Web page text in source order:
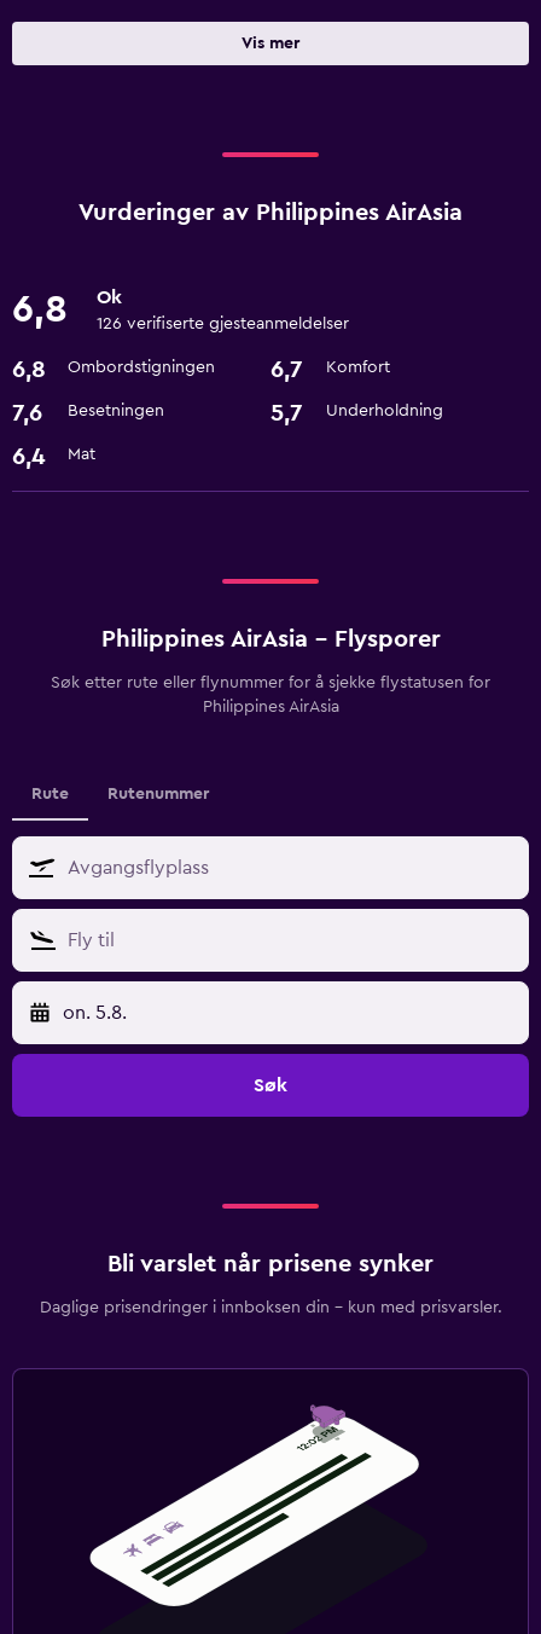
Vis mer
Vurderinger av Philippines AirAsia
6,8 Ok
126 verifiserte gjesteanmeldelser
6,8 Ombordstigningen 6,7 Komfort
7,6 Besetningen 5,7 Underholdning
6,4 Mat
Philippines AirAsia - Flysporer
Søk etter rute eller flynummer for å sjekke flystatusen for
Philippines AirAsia
Rute Rutenummer
on. 5.8.
Søk
Bli varslet når prisene synker
Daglige prisendringer i innboksen din – kun med prisvarsler.